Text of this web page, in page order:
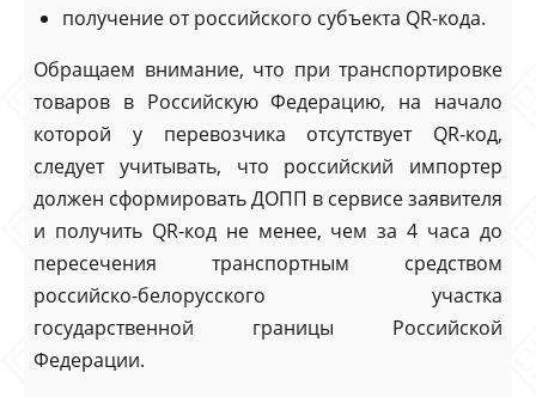
получение от российского субъекта QR-кода.
Обращаем внимание, что при транспортировке
товаров в Российскую Федерацию, на начало
которой у перевозчика отсутствует QR-код,
следует учитывать, что российский импортер
должен сформировать ДОПП в сервисе заявителя
и получить QR-код не менее, чем за 4 часа до
пересечения транспортным средством
российско-белорусского участка
государственной границы Российской
Федерации.